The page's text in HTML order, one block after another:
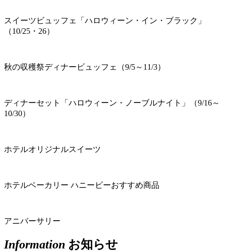
スイーツビュッフェ「ハロウィーン・イン・ブラック」
（10/25・26）
秋の収穫祭ディナービュッフェ（9/5～11/3）
ディナーセット「ハロウィーン・ノーブルナイト」（9/16～
10/30）
ホテルオリジナルスイーツ
ホテルベーカリー ハニービーおすすめ商品
アニバーサリー
Information お知らせ